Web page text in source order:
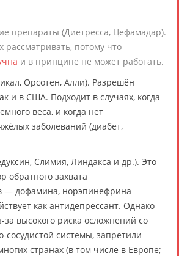
препараты (Диетресса, Цефамадар).
потому что
и в принципе не может работать.
Орсотен, Алли). Разрешён
и в США. Подходит в случаях, когда
веса, и когда нет
заболеваний (диабет,
Слимия, Линдакса и др.). Это
обратного захвата
— дофамина, норэпинефрина
как антидепрессант. Однако
за высокого риска осложнений со
сосудистой системы, запретили
странах (в том числе в Европе;